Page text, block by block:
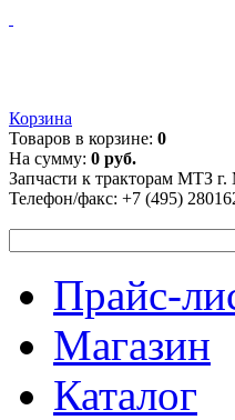
Корзина
Товаров в корзине: 0
На сумму: 0 руб.
Запчасти к тракторам МТЗ г.
Телефон/факс: +7 (495)
Прайс-
Магазин
Каталог